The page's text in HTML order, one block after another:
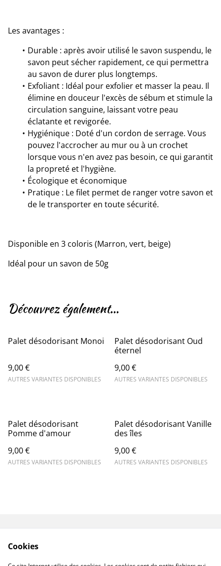
Les avantages :
Durable : après avoir utilisé le savon suspendu, le
savon peut sécher rapidement, ce qui permettra
au savon de durer plus longtemps.
Exfoliant : Idéal pour exfolier et masser la peau. Il
élimine en douceur l'excès de sébum et stimule la
circulation sanguine, laissant votre peau
éclatante et revigorée.
Hygiénique : Doté d'un cordon de serrage. Vous
pouvez l'accrocher au mur ou à un crochet
lorsque vous n'en avez pas besoin, ce qui garantit
la propreté et l'hygiène.
Écologique et économique
Pratique : Le filet permet de ranger votre savon et
de le transporter en toute sécurité.
Disponible en 3 coloris (Marron, vert, beige)
Idéal pour un savon de 50g
Découvrez également...
Palet désodorisant Monoi
9,00 €
AUTRES VARIANTES DISPONIBLES
Palet désodorisant Oud
éternel
9,00 €
AUTRES VARIANTES DISPONIBLES
Palet désodorisant
Pomme d'amour
9,00 €
AUTRES VARIANTES DISPONIBLES
Palet désodorisant Vanille
des îles
9,00 €
AUTRES VARIANTES DISPONIBLES
confidentialité
Cookies